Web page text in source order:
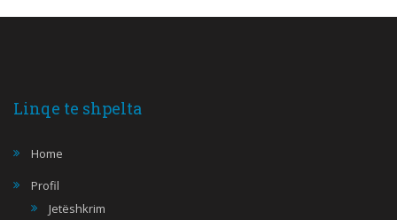
Linqe te shpelta
Home
Profil
Jetëshkrim